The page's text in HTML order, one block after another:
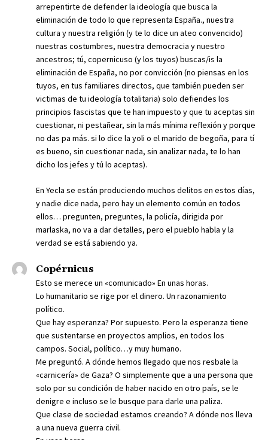
arrepentirte de defender la ideología que busca la
eliminación de todo lo que representa España., nuestra
cultura y nuestra religión (y te lo dice un ateo convencido)
nuestras costumbres, nuestra democracia y nuestro
ancestros; tú, copernicuso (y los tuyos) buscas/is la
eliminación de España, no por convicción (no piensas en los
tuyos, en tus familiares directos, que también pueden ser
victimas de tu ideología totalitaria) solo defiendes los
principios fascistas que te han impuesto y que tu aceptas sin
cuestionar, ni pestañear, sin la más mínima reflexión y porque
no das pa más. si lo dice la yoli o el marido de begoña, para tí
es bueno, sin cuestionar nada, sin analizar nada, te lo han
dicho los jefes y tú lo aceptas).
En Yecla se están produciendo muchos delitos en estos días,
y nadie dice nada, pero hay un elemento común en todos
ellos… pregunten, preguntes, la policía, dirigida por
marlaska, no va a dar detalles, pero el pueblo habla y la
verdad se está sabiendo ya.
Copérnicus
Esto se merece un «comunicado» En unas horas.
Lo humanitario se rige por el dinero. Un razonamiento
político.
Que hay esperanza? Por supuesto. Pero la esperanza tiene
que sustentarse en proyectos amplios, en todos los
campos. Social, político…y muy humano.
Me preguntó. A dónde hemos llegado que nos resbale la
«carnicería» de Gaza? O simplemente que a una persona que
solo por su condición de haber nacido en otro país, se le
denigre e incluso se le busque para darle una paliza.
Que clase de sociedad estamos creando? A dónde nos lleva
a una nueva guerra civil.